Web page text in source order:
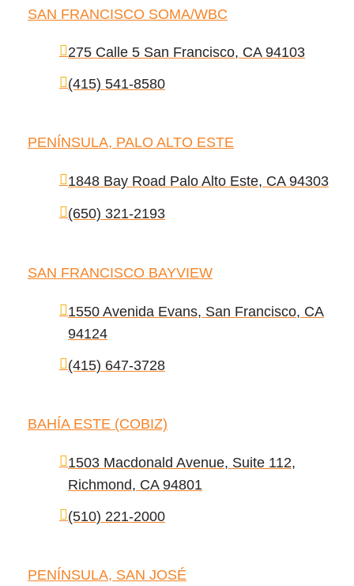
SAN FRANCISCO SOMA/WBC
275 Calle 5 San Francisco, CA 94103
(415) 541-8580
PENÍNSULA, PALO ALTO ESTE
1848 Bay Road Palo Alto Este, CA 94303
(650) 321-2193
SAN FRANCISCO BAYVIEW
1550 Avenida Evans, San Francisco, CA
94124
(415) 647-3728
BAHÍA ESTE (COBIZ)
1503 Macdonald Avenue, Suite 112,
Richmond, CA 94801
(510) 221-2000
PENÍNSULA, SAN JOSÉ